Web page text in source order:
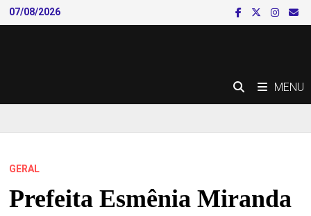
Skip
to
07/08/2026
MENU
GERAL
Prefeita Esmênia Miranda